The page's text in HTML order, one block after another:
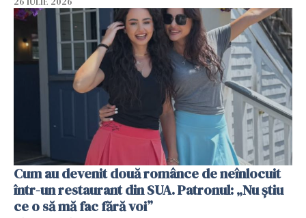
Cum au devenit două românce de neînlocuit
într-un restaurant din SUA. Patronul: „Nu știu
ce o să mă fac fără voi”